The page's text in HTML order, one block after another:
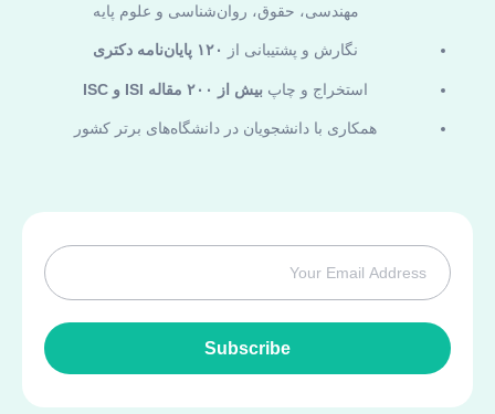
مهندسی، حقوق، روان‌شناسی و علوم پایه
نگارش و پشتیبانی از ۱۲۰ پایان‌نامه دکتری
استخراج و چاپ بیش از ۲۰۰ مقاله ISI و ISC
همکاری با دانشجویان در دانشگاه‌های برتر کشور
Subscribe